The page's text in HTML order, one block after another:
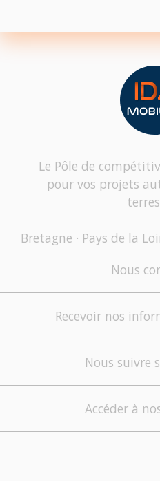
Le Pôle de
pour vos projets
Bretagne · Pays de la
Nous
Recevoir nos
Nous suivre
Accéder à